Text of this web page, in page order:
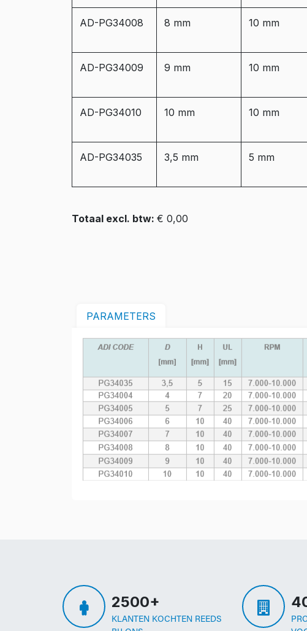
AD-PG34008 8 mm 10 mm
AD-PG34009 9 mm 10 mm
AD-PG34010 10 mm 10 mm
AD-PG34035 3,5 mm 5 mm
Totaal excl. btw: € 0,00
PARAMETERS
2500+
KLANTEN KOCHTEN REEDS